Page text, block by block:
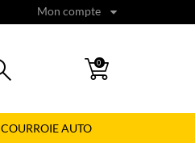
Mon compte
0
COURROIE AUTO